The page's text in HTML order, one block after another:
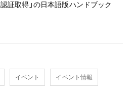
認証取得」の日本語版ハンドブック
イベント イベント情報